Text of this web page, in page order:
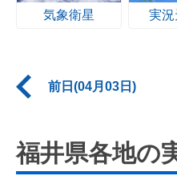
気象衛星 実況
前日(04月03日)
福井県各地の